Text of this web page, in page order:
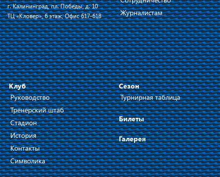
г. Калининград, пл. Победы, д. 10
ТЦ «Кловер», 6 этаж, Офис 617-618
Журналистам
Клуб
Руководство
Тренерский штаб
Стадион
История
Контакты
Символика
Сезон
Турнирная таблица
Билеты
Галерея